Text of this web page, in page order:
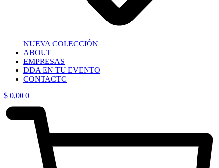
NUEVA COLECCIÓN
ABOUT
EMPRESAS
DDA EN TU EVENTO
CONTACTO
$ 0,00 0